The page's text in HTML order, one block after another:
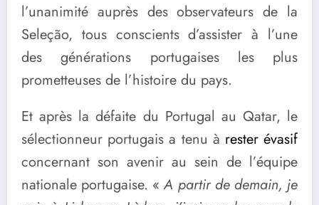
l’unanimité auprès des observateurs de la
Seleção, tous conscients d’assister à l’une
des générations portugaises les plus
prometteuses de l’histoire du pays.
Et après la défaite du Portugal au Qatar, le
sélectionneur portugais a tenu à rester évasif
concernant son avenir au sein de l’équipe
nationale portugaise. «A partir de demain, je